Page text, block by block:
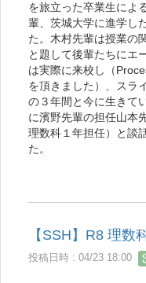
を旅立った卒業生によ
輩、茨城大学に進学し
た。木村先輩は授業の
と題して後輩たちにエ
は実際に来校し（
を頂きました）、スラ
の３年間と今に生きて
に濱野先輩の担任山本
理数科１年担任）と談
た。
【SSH】R8 理数
投稿日時 : 04/23 18:00